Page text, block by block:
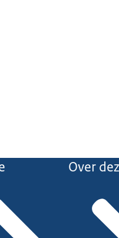
Over